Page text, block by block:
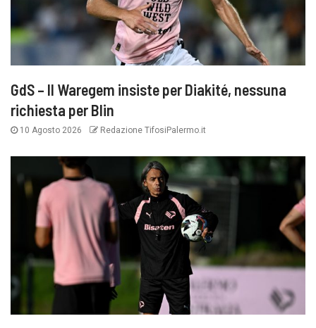
GdS – Il Waregem insiste per Diakité, nessuna
richiesta per Blin
10 Agosto 2026 Redazione TifosiPalermo.it